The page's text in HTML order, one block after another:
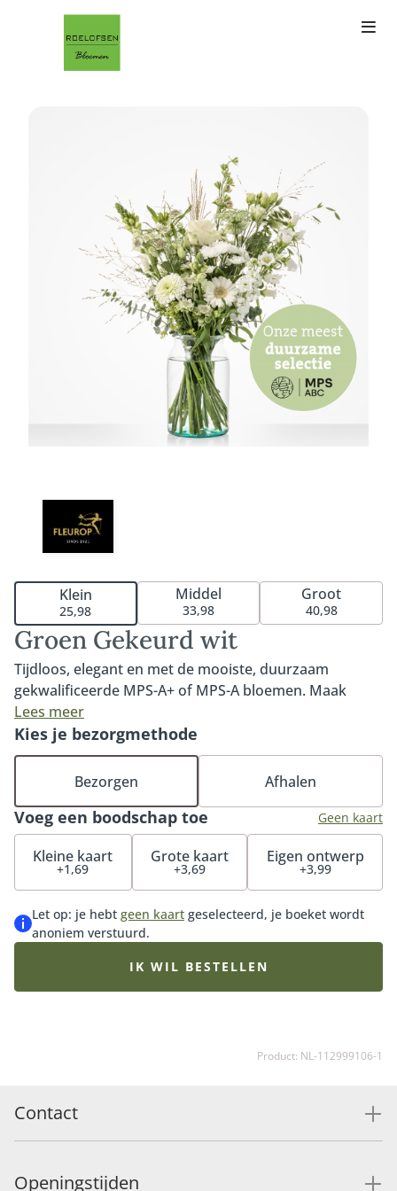
Groen Gekeurd wit
Tijdloos, elegant en met de mooiste, duurzaam
gekwalificeerde MPS-A+ of MPS-A bloemen. Maak
kennis met dit prachtige witte boeket uit onze Groen
Gekeurd serie. Het boeket wordt met liefde
samengesteld door onze duurzame vakbloemisten.
Door te kiezen voor een Groen Gekeurd-boeket ben je
verzekerd van de meest duurzame keuze uit het
Fleurop-assortiment. Goed om te weten: elk boeket is
uniek. De bloemist stelt het boeket samen met de
beschikbare MPS-A+ of MPS-A witte bloemen van dat
Lees meer
Klein
25,98
Middel
33,98
Groot
40,98
Voeg een boodschap toe Geen kaart
Kleine kaart
+1,69
Grote kaart
+3,69
Eigen ontwerp
+3,99
Let op: je hebt geen kaart geselecteerd, je boeket wordt
anoniem verstuurd.
Kies je bezorgmethode
Bezorgen Afhalen
IK WIL BESTELLEN
Product: NL-112999106-1
Contact
Openingstijden